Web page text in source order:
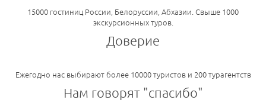
15000 гостиниц России, Белоруссии, Абхазии. Свыше 1000
экскурсионных туров.
Доверие
Ежегодно нас выбирают более 10000 туристов и 200 турагентств
Нам говорят "спасибо"